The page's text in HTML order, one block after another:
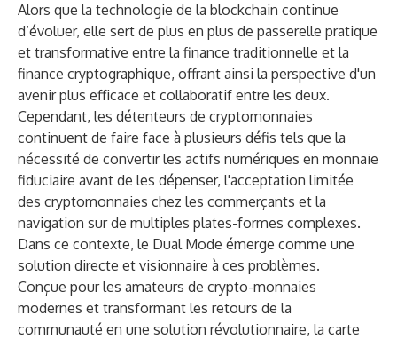
Alors que la technologie de la blockchain continue
d’évoluer, elle sert de plus en plus de passerelle pratique
et transformative entre la finance traditionnelle et la
finance cryptographique, offrant ainsi la perspective d'un
avenir plus efficace et collaboratif entre les deux.
Cependant, les détenteurs de cryptomonnaies
continuent de faire face à plusieurs défis tels que la
nécessité de convertir les actifs numériques en monnaie
fiduciaire avant de les dépenser, l'acceptation limitée
des cryptomonnaies chez les commerçants et la
navigation sur de multiples plates-formes complexes.
Dans ce contexte, le Dual Mode émerge comme une
solution directe et visionnaire à ces problèmes.
Conçue pour les amateurs de crypto-monnaies
modernes et transformant les retours de la
communauté en une solution révolutionnaire, la carte